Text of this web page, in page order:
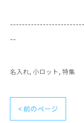
--
名入れ 小ロット 特集
< 前のページ